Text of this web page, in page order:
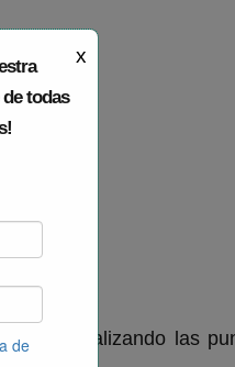
irá actualizando las
x
todas